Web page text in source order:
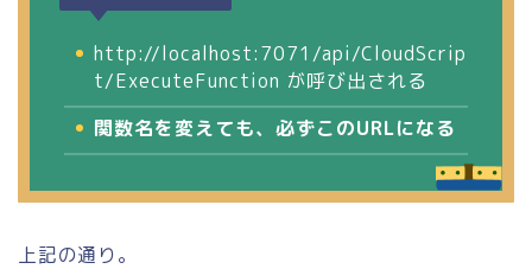
http://localhost:7071/api/CloudScrip
t/ExecuteFunction が呼び出される
関数名を変えても、必ずこのURLになる
上記の通り。